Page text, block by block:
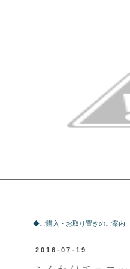
◆ご購入・お取り置きのご案内
2016-07-19